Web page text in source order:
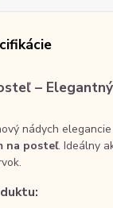
–
nádych
na posteľ. Ideálny